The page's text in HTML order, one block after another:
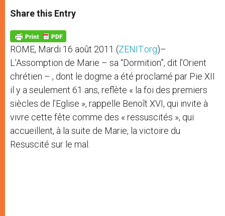
t
s
p
p
s
e
g
e
r
e
b
o
k
Share this Entry
ROME, Mardi 16 août 2011 (ZENIT.org)–
L’Assomption de Marie – sa “Dormition”, dit l’Orient
chrétien – , dont le dogme a été proclamé par Pie XII
il y a seulement 61 ans, reflète « la foi des premiers
siècles de l’Eglise », rappelle Benoît XVI, qui invite à
vivre cette fête comme des « ressuscités », qui
accueillent, à la suite de Marie, la victoire du
Resuscité sur le mal.